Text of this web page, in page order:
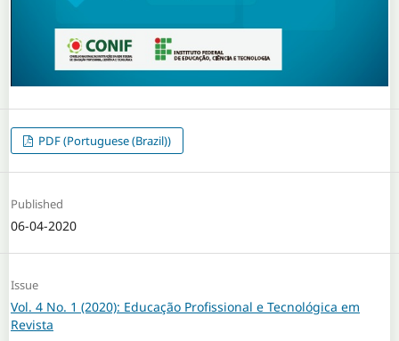
PDF (Portuguese (Brazil))
Published
06-04-2020
Issue
Vol. 4 No. 1 (2020): Educação Profissional e Tecnológica em
Revista